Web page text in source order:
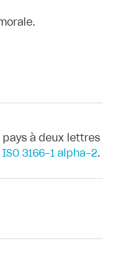
pays à deux lettres
ISO 3166-1 alpha-2.